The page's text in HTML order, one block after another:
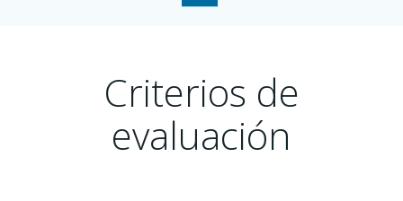
Criterios de
evaluación